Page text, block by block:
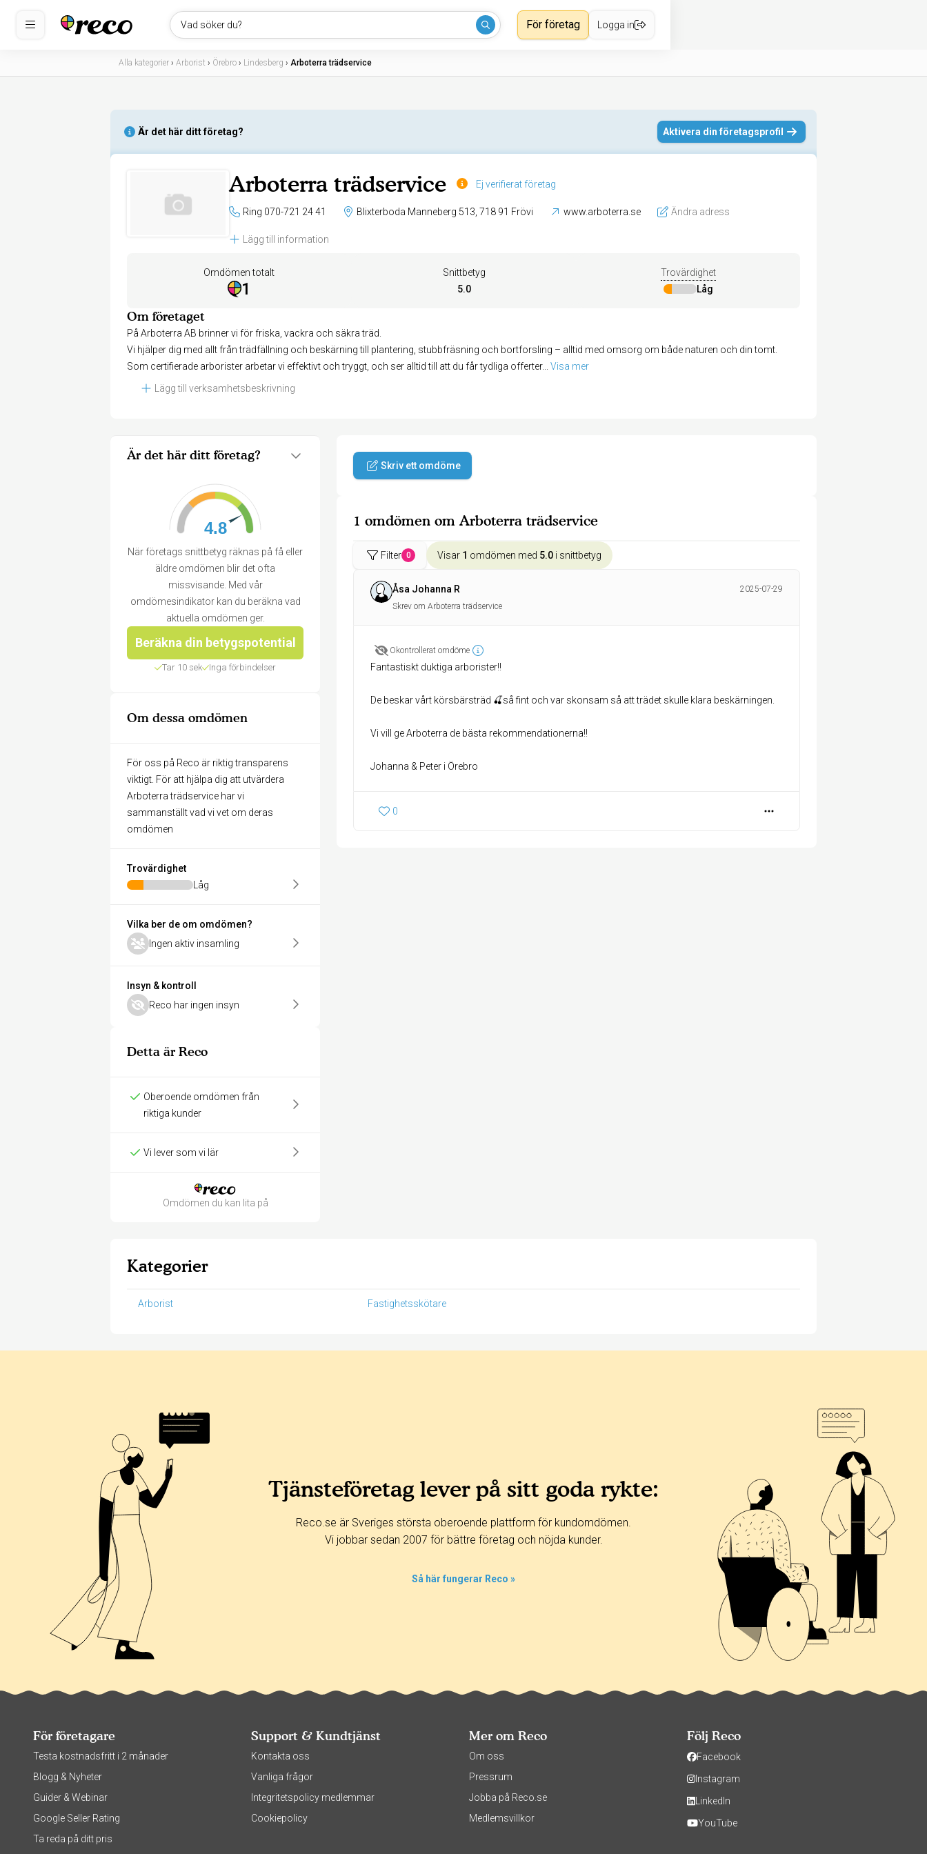
Vad söker du? För företag Logga in
Alla kategorier › Arborist › Örebro › Lindesberg › Arboterra trädservice
Är det här ditt företag? Aktivera din företagsprofil
Arboterra trädservice Ej verifierat företag
Ring 070-721 24 41 Blixterboda Manneberg 513, 718 91 Frövi www.arboterra.se Ändra adress
Lägg till information
Omdömen totalt
1
Snittbetyg
5.0
Trovärdighet
Låg
Om företaget
På Arboterra AB brinner vi för friska, vackra och säkra träd.
Vi hjälper dig med allt från trädfällning och beskärning till plantering, stubbfräsning och bortforsling – alltid med omsorg om både naturen och din tomt.
Som certifierade arborister arbetar vi effektivt och tryggt, och ser alltid till att du får tydliga offerter... Visa mer
Lägg till verksamhetsbeskrivning
Är det här ditt företag?
4.8
När företags snittbetyg räknas på få eller
äldre omdömen blir det ofta
missvisande. Med vår
omdömesindikator kan du beräkna vad
aktuella omdömen ger.
Beräkna din betygspotential
Tar 10 sek Inga förbindelser
Om dessa omdömen
För oss på Reco är riktig transparens
viktigt. För att hjälpa dig att utvärdera
Arboterra trädservice har vi
sammanställt vad vi vet om deras
omdömen
Trovärdighet
Låg
Vilka ber de om omdömen?
Ingen aktiv insamling
Insyn & kontroll
Reco har ingen insyn
Detta är Reco
Oberoende omdömen från
riktiga kunder
Vi lever som vi lär
Omdömen du kan lita på
Skriv ett omdöme
1 omdömen om Arboterra trädservice
Filter 0 Visar 1 omdömen med 5.0 i snittbetyg
Åsa Johanna R
2025-07-29
Skrev om Arboterra trädservice
Okontrollerat omdöme
Fantastiskt duktiga arborister!!
De beskar vårt körsbärsträd 🍒så fint och var skonsam så att trädet skulle klara beskärningen.
Vi vill ge Arboterra de bästa rekommendationerna!!
Johanna & Peter i Örebro
0
Kategorier
Arborist Fastighetsskötare
365 dagar 90 dagar
30 dagar
Tjänsteföretag lever på sitt goda rykte:
Reco.se är Sveriges största oberoende plattform för kundomdömen.
Vi jobbar sedan 2007 för bättre företag och nöjda kunder.
Så här fungerar Reco »
För företagare
Testa kostnadsfritt i 2 månader
Blogg & Nyheter
Guider & Webinar
Google Seller Rating
Ta reda på ditt pris
Support & Kundtjänst
Kontakta oss
Vanliga frågor
Integritetspolicy medlemmar
Cookiepolicy
Mer om Reco
Om oss
Pressrum
Jobba på Reco.se
Medlemsvillkor
Följ Reco
Facebook
Instagram
LinkedIn
YouTube